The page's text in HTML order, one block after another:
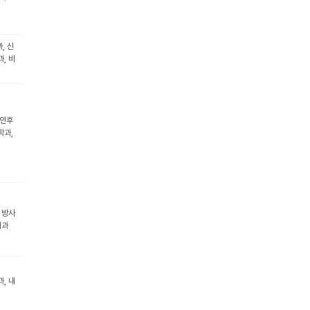
, 신
, 비
후
과,
사
, 내